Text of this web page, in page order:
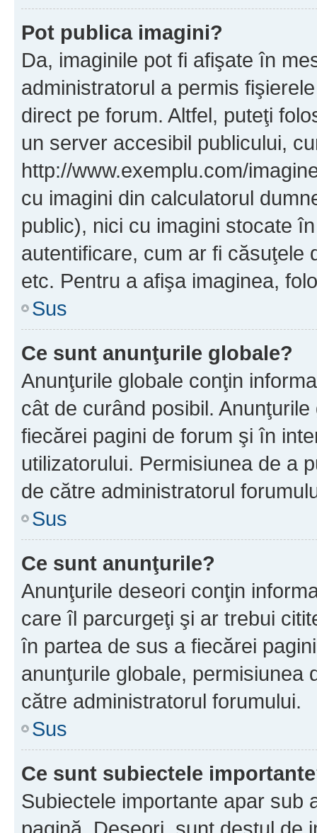
Pot publica imagini?
Da, imaginile pot fi afişate în
administratorul a permis
direct pe forum. Altfel, puteţi
un server accesibil publicului,
http://www.exemplu.com/
cu imagini din calculatorul
public), nici cu imagini stocate
autentificare, cum ar fi căsuţele
etc. Pentru a afişa imaginea,
Sus
Ce sunt anunţurile globale?
Anunţurile globale conţin
cât de curând posibil.
fiecărei pagini de forum şi în
utilizatorului. Permisiunea de a
de către administratorul
Sus
Ce sunt anunţurile?
Anunţurile deseori conţin
care îl parcurgeţi şi ar trebui
în partea de sus a fiecărei
anunţurile globale, permisiunea
către administratorul forumului.
Sus
Ce sunt subiectele
Subiectele importante apar sub
pagină. Deseori, sunt destul de